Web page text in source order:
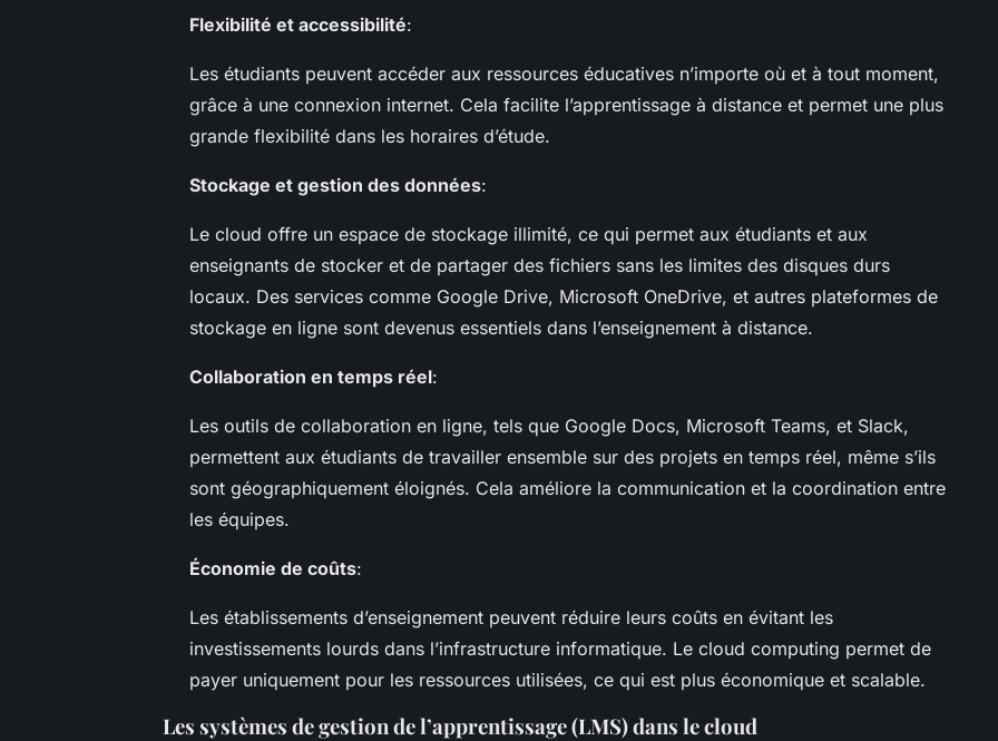
Flexibilité et accessibilité:
Les étudiants peuvent accéder aux ressources éducatives n’importe où et à tout moment,
grâce à une connexion internet. Cela facilite l’apprentissage à distance et permet une plus
grande flexibilité dans les horaires d’étude.
Stockage et gestion des données:
Le cloud offre un espace de stockage illimité, ce qui permet aux étudiants et aux
enseignants de stocker et de partager des fichiers sans les limites des disques durs
locaux. Des services comme Google Drive, Microsoft OneDrive, et autres plateformes de
stockage en ligne sont devenus essentiels dans l’enseignement à distance.
Collaboration en temps réel:
Les outils de collaboration en ligne, tels que Google Docs, Microsoft Teams, et Slack,
permettent aux étudiants de travailler ensemble sur des projets en temps réel, même s’ils
sont géographiquement éloignés. Cela améliore la communication et la coordination entre
les équipes.
Économie de coûts:
Les établissements d’enseignement peuvent réduire leurs coûts en évitant les
investissements lourds dans l’infrastructure informatique. Le cloud computing permet de
payer uniquement pour les ressources utilisées, ce qui est plus économique et scalable.
Les systèmes de gestion de l’apprentissage (LMS) dans le cloud